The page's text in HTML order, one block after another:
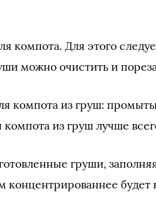
компота. Для этого
можно очистить и
компота из груш:
из груш лучше
груши,
концентрированнее будет